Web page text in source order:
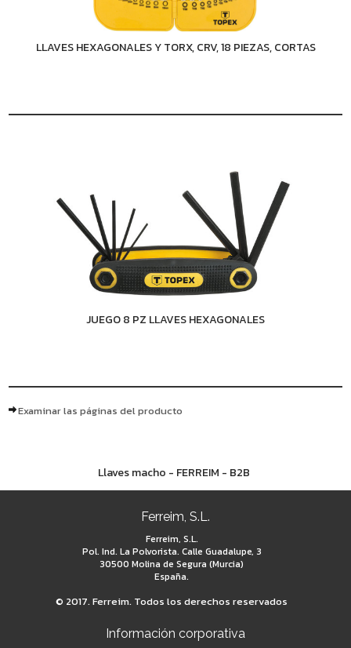
LLAVES HEXAGONALES Y TORX, CRV, 18 PIEZAS, CORTAS
JUEGO 8 PZ LLAVES HEXAGONALES
Examinar las páginas del producto
Llaves macho - FERREIM - B2B
Ferreim, S.L.
Ferreim, S.L.
Pol. Ind. La Polvorista. Calle Guadalupe, 3
30500 Molina de Segura (Murcia)
España.
© 2017. Ferreim. Todos los derechos reservados
Información corporativa